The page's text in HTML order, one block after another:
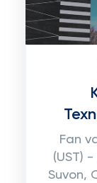
Fan
(UST)
Suvon,